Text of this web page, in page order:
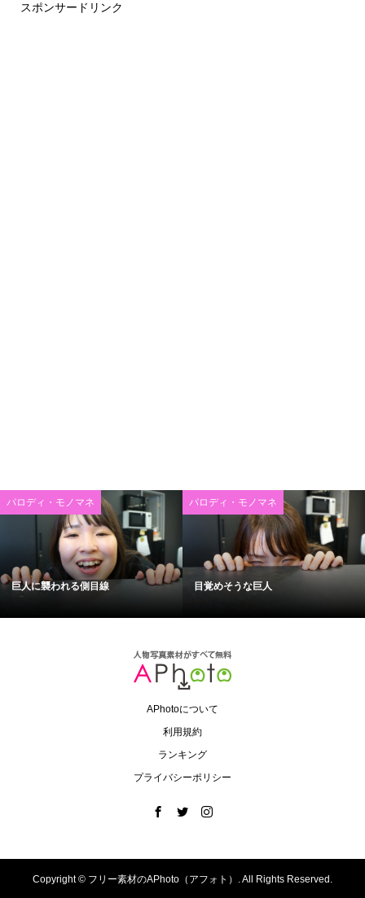
スポンサードリンク
パロディ・モノマネ
巨人に襲われる側目線
パロディ・モノマネ
目覚めそうな巨人
APhotoについて
利用規約
ランキング
プライバシーポリシー
Copyright © フリー素材のAPhoto（アフォト）. All Rights Reserved.